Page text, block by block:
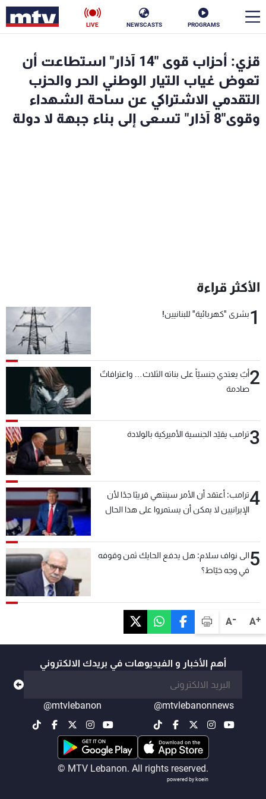
PROGRAMS
NEWSCASTS
LIVE
A+
A-
قزي: أحزاب قوى "14 آذار" استطاعت أن
تعوض غياب التيار الوطني الحر والحزب
التقدمي الاشتراكي عن ساحة الشهداء
وقوى"8 آذار" تسعى إلى بناء جبهة لا دولة
الأكثر قراءة
1بشرى "كهربائية" للبنانيين!
2أبٌ يعتدي جنسيّاً على بناته الثلاث… واعترافاتٌ
صادمة
3ترامب يقيّد الجنسية الأميركية بالولادة
4ترامب: أعتقد أن الأمر سينتهي قريبًا جدًا لأن
الإيرانيين لا يمكن أن يستمروا على هذا الحال
5الى نواف سلام: هل يدفع الحايك ثمن وقوفه
في وجه خيّاط؟
أهم الأخبار و الفيديوهات في بريدك الالكتروني
@mtvlebanonnews
@mtvlebanon
© MTV Lebanon. All rights reserved.
powered by koein
الأخبار
سياسة
شاهد البرامج
الترددات
لاعلاناتكم
شروط الإسـتخدام
سياسة الخصوصية